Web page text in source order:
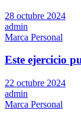
28 octubre 2024
admin
Marca Personal
Este ejercicio
22 octubre 2024
admin
Marca Personal